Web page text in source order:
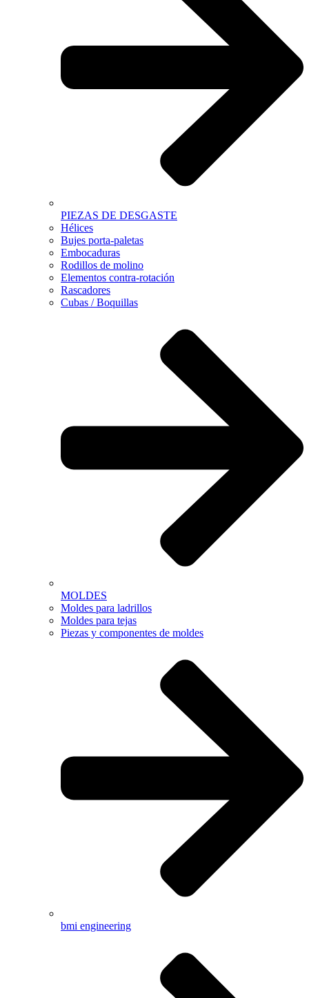
PIEZAS DE DESGASTE
Hélices
Bujes porta-paletas
Embocaduras
Rodillos de molino
Elementos contra-rotación
Rascadores
Cubas / Boquillas
MOLDES
Moldes para ladrillos
Moldes para tejas
Piezas y componentes de moldes
bmi engineering